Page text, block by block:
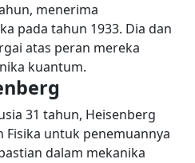
menerima
pada tahun 1933. Dia dan
atas peran mereka
kuantum.
31 tahun, Heisenberg
Fisika untuk penemuannya
dalam mekanika